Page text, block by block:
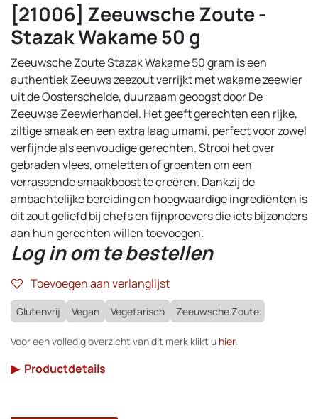
[21006] Zeeuwsche Zoute -
Stazak Wakame 50 g
Zeeuwsche Zoute Stazak Wakame 50 gram is een
authentiek Zeeuws zeezout verrijkt met wakame zeewier
uit de Oosterschelde, duurzaam geoogst door De
Zeeuwse Zeewierhandel. Het geeft gerechten een rijke,
ziltige smaak en een extra laag umami, perfect voor zowel
verfijnde als eenvoudige gerechten. Strooi het over
gebraden vlees, omeletten of groenten om een
verrassende smaakboost te creëren. Dankzij de
ambachtelijke bereiding en hoogwaardige ingrediënten is
dit zout geliefd bij chefs en fijnproevers die iets bijzonders
aan hun gerechten willen toevoegen.
Log in om te bestellen
Toevoegen aan verlanglijst
Glutenvrij Vegan Vegetarisch Zeeuwsche Zoute
Voor een volledig overzicht van dit merk klikt u hier.
▶ Productdetails